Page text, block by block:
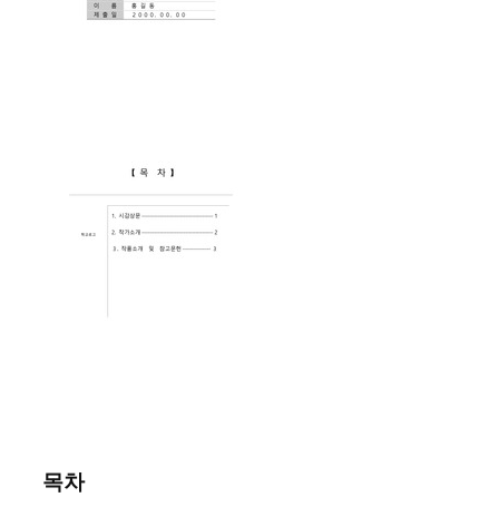
목차